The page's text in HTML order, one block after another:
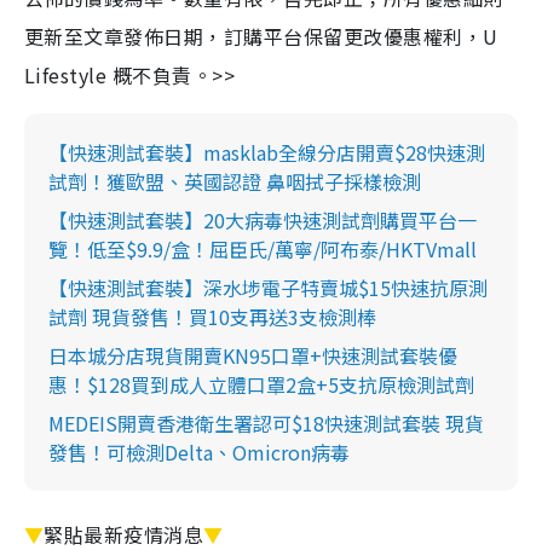
更新至文章發佈日期，訂購平台保留更改優惠權利，U
Lifestyle 概不負責。>>
【快速測試套裝】masklab全線分店開賣$28快速測
試劑！獲歐盟、英國認證 鼻咽拭子採樣檢測
【快速測試套裝】20大病毒快速測試劑購買平台一
覽！低至$9.9/盒！屈臣氏/萬寧/阿布泰/HKTVmall
【快速測試套裝】深水埗電子特賣城$15快速抗原測
試劑 現貨發售！買10支再送3支檢測棒
日本城分店現貨開賣KN95口罩+快速測試套裝優
惠！$128買到成人立體口罩2盒+5支抗原檢測試劑
MEDEIS開賣香港衛生署認可$18快速測試套裝 現貨
發售！可檢測Delta、Omicron病毒
▼緊貼最新疫情消息▼